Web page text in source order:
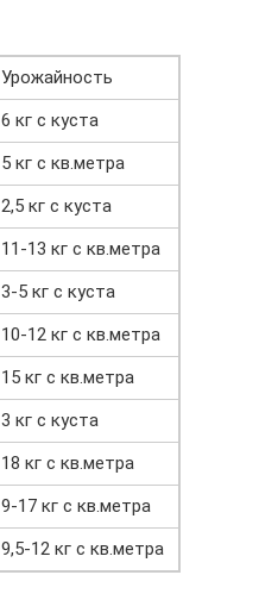
Урожайность
6 кг с куста
5 кг с кв.метра
2,5 кг с куста
11-13 кг с кв.метра
3-5 кг с куста
10-12 кг с кв.метра
15 кг с кв.метра
3 кг с куста
18 кг с кв.метра
9-17 кг с кв.метра
9,5-12 кг с кв.метра